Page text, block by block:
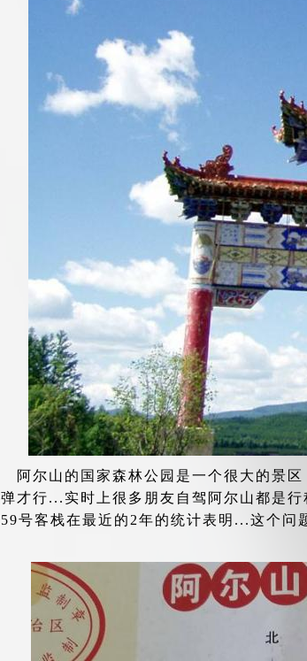
阿尔山的国家森林公园是一个很大的景
弹才行...实时上很多朋友自驾阿尔山都是
59号客栈在最近的2年的统计表明...这个问